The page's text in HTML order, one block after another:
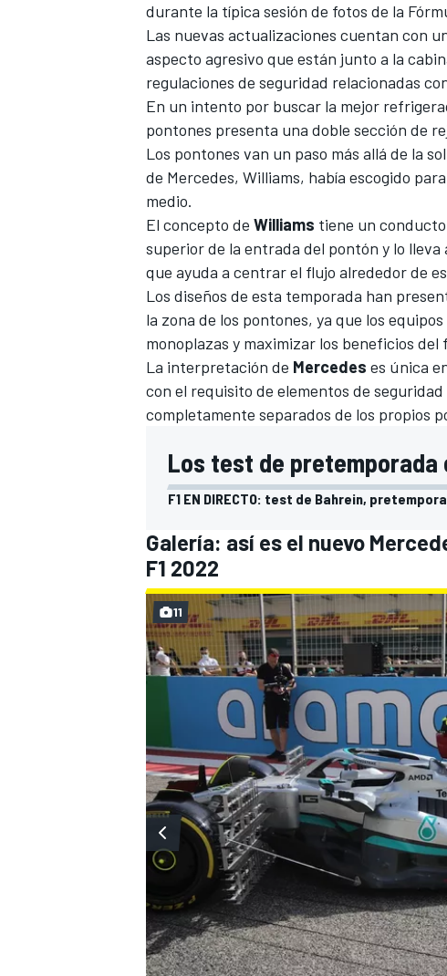
MÁS CATEGORÍAS
durante la típica sesión de fotos de la
Las nuevas actualizaciones cuentan con
aspecto agresivo que están junto a la
regulaciones de seguridad relacionadas
En un intento por buscar la mejor
pontones presenta una doble sección de
Los pontones van un paso más allá de la
de Mercedes, Williams, había escogido
medio.
El concepto de Williams tiene un
superior de la entrada del pontón y lo
que ayuda a centrar el flujo alrededor de
Los diseños de esta temporada han
la zona de los pontones, ya que los
monoplazas y maximizar los beneficios
La interpretación de Mercedes es única
con el requisito de elementos de
completamente separados de los propios
Los test de pretemporada
F1 EN DIRECTO: test de Bahrein,
Galería: así es el nuevo
F1 2022
11